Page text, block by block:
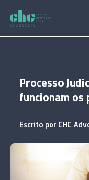
para
conteúdo
Processo
funcionam os
Escrito por CHC